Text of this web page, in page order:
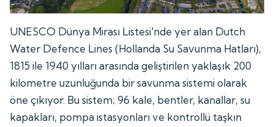
UNESCO Dünya Mirası Listesi'nde yer alan Dutch
Water Defence Lines (Hollanda Su Savunma Hatları),
1815 ile 1940 yılları arasında geliştirilen yaklaşık 200
kilometre uzunluğunda bir savunma sistemi olarak
öne çıkıyor. Bu sistem; 96 kale, bentler, kanallar, su
kapakları, pompa istasyonları ve kontrollü taşkın